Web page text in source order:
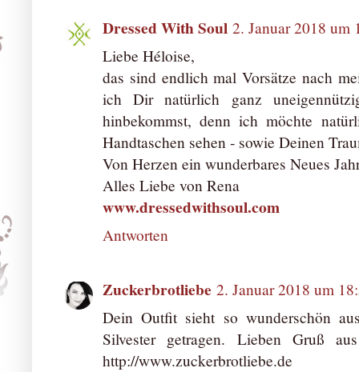
Dressed With Soul 2. Januar 2018 um
Liebe Héloise,
das sind endlich mal Vorsätze nach
ich Dir natürlich ganz
hinbekommst, denn ich möchte
Handtaschen sehen - sowie Deinen
Von Herzen ein wunderbares Neues
Alles Liebe von Rena
www.dressedwithsoul.com
Antworten
Zuckerbrotliebe 2. Januar 2018 um
Dein Outfit sieht so wunderschön
Silvester getragen. Lieben Gruß
http://www.zuckerbrotliebe.de